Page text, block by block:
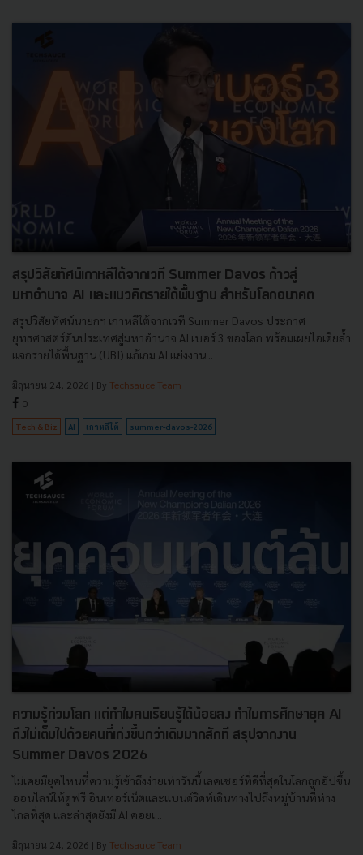
สรุปวิสัยทัศน์เกาหลีใต้จากเวที Summer Davos ก้าวสู่
มหาอำนาจ AI และแนวคิดรายได้พื้นฐาน สำหรับโลกอนาคต
สรุปวิสัยทัศน์นายกฯ เกาหลีใต้จากเวที Summer Davos ประกาศ
ยุทธศาสตร์ดันประเทศสู่มหาอำนาจ AI เบอร์ 3 ของโลก พร้อมเผยไอเดียล้ำ
แจกรายได้พื้นฐาน (UBI) แก้เกม AI แย่งงาน...
มิถุนายน 24, 2026 | By Techsauce Team
0
Tech & Biz AI เกาหลีใต้ summer-davos-2026
ความรู้ท่วมโลก แต่ทำไมคนเรียนรู้ได้น้อยลง ทำไมการศึกษายุค AI
ถึงไม่เต็มไปด้วยคนที่เก่งขึ้นกว่าเดิมมากสักที สรุปจากงาน
Summer Davos 2026
ไม่เคยมียุคไหนที่ความรู้เข้าถึงง่ายเท่าวันนี้ เลคเชอร์ที่ดีที่สุดในโลกถูกอัปขึ้น
ออนไลน์ให้ดูฟรี อินเทอร์เน็ตและแบนด์วิดท์เดินทางไปถึงหมู่บ้านที่ห่าง
ไกลที่สุด และล่าสุดยังมี AI คอยเ...
มิถุนายน 24, 2026 | By Techsauce Team